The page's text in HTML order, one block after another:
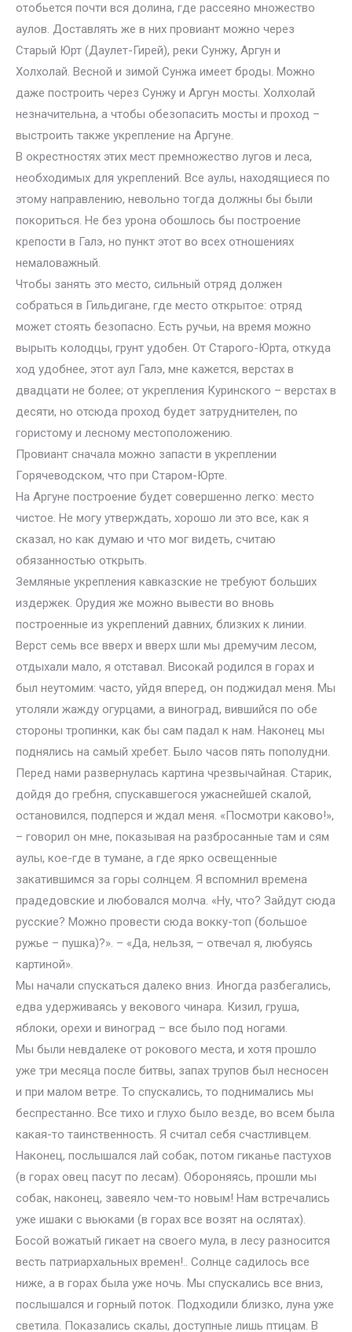
отобьется почти вся долина, где рассеяно множество
аулов. Доставлять же в них провиант можно через
Старый Юрт (Даулет-Гирей), реки Сунжу, Аргун и
Холхолай. Весной и зимой Сунжа имеет броды. Можно
даже построить через Сунжу и Аргун мосты. Холхолай
незначительна, а чтобы обезопасить мосты и проход –
выстроить также укрепление на Аргуне.
В окрестностях этих мест премножество лугов и леса,
необходимых для укреплений. Все аулы, находящиеся по
этому направлению, невольно тогда должны бы были
покориться. Не без урона обошлось бы построение
крепости в Галэ, но пункт этот во всех отношениях
немаловажный.
Чтобы занять это место, сильный отряд должен
собраться в Гильдигане, где место открытое: отряд
может стоять безопасно. Есть ручьи, на время можно
вырыть колодцы, грунт удобен. От Старого-Юрта, откуда
ход удобнее, этот аул Галэ, мне кажется, верстах в
двадцати не более; от укрепления Куринского – верстах в
десяти, но отсюда проход будет затруднителен, по
гористому и лесному местоположению.
Провиант сначала можно запасти в укреплении
Горячеводском, что при Старом-Юрте.
На Аргуне построение будет совершенно легко: место
чистое. Не могу утверждать, хорошо ли это все, как я
сказал, но как думаю и что мог видеть, считаю
обязанностью открыть.
Земляные укрепления кавказские не требуют больших
издержек. Орудия же можно вывести во вновь
построенные из укреплений давних, близких к линии.
Верст семь все вверх и вверх шли мы дремучим лесом,
отдыхали мало, я отставал. Високай родился в горах и
был неутомим: часто, уйдя вперед, он поджидал меня. Мы
утоляли жажду огурцами, а виноград, вившийся по обе
стороны тропинки, как бы сам падал к нам. Наконец мы
поднялись на самый хребет. Было часов пять пополудни.
Перед нами развернулась картина чрезвычайная. Старик,
дойдя до гребня, спускавшегося ужаснейшей скалой,
остановился, подперся и ждал меня. «Посмотри каково!»,
– говорил он мне, показывая на разбросанные там и сям
аулы, кое-где в тумане, а где ярко освещенные
закатившимся за горы солнцем. Я вспомнил времена
прадедовские и любовался молча. «Ну, что? Зайдут сюда
русские? Можно провести сюда вокку-топ (большое
ружье – пушка)?». – «Да, нельзя, – отвечал я, любуясь
картиной».
Мы начали спускаться далеко вниз. Иногда разбегались,
едва удерживаясь у векового чинара. Кизил, груша,
яблоки, орехи и виноград – все было под ногами.
Мы были невдалеке от рокового места, и хотя прошло
уже три месяца после битвы, запах трупов был несносен
и при малом ветре. То спускались, то поднимались мы
беспрестанно. Все тихо и глухо было везде, во всем была
какая-то таинственность. Я считал себя счастливцем.
Наконец, послышался лай собак, потом гиканье пастухов
(в горах овец пасут по лесам). Обороняясь, прошли мы
собак, наконец, завеяло чем-то новым! Нам встречались
уже ишаки с вьюками (в горах все возят на ослятах).
Босой вожатый гикает на своего мула, в лесу разносится
весть патриархальных времен!.. Солнце садилось все
ниже, а в горах была уже ночь. Мы спускались все вниз,
послышался и горный поток. Подходили близко, луна уже
светила. Показались скалы, доступные лишь птицам. В